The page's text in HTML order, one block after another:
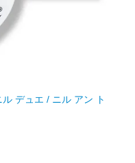
デュエ / ニル アン ト